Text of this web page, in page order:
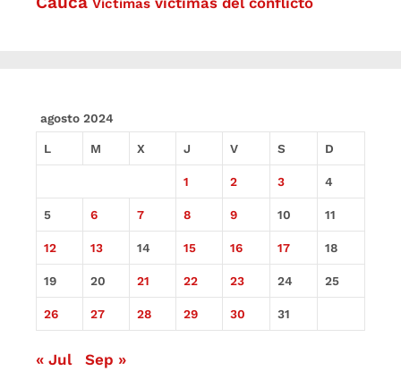
Víctimas
agosto 2024
L M X J V S D
1 2 3 4
5 6 7 8 9 10 11
12 13 14 15 16 17 18
19 20 21 22 23 24 25
26 27 28 29 30 31
« Jul Sep »